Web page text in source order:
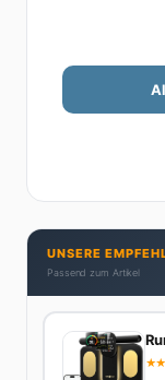
Michelle
versteht –
Tipps zum
Privatleben
bekennende
Minimum),
UNSERE
Passend zum Artikel
★★